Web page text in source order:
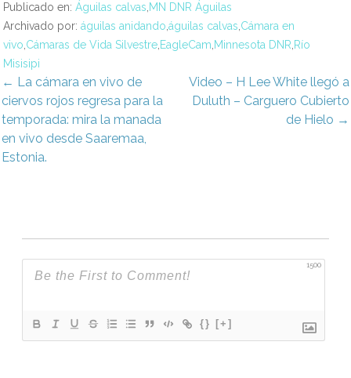
Publicado en: Águilas calvas MN DNR Águilas
Archivado por: águilas anidando águilas calvas Cámara en
vivo Cámaras de Vida Silvestre EagleCam Minnesota DNR Río
Misisipi
← La cámara en vivo de
ciervos rojos regresa para la
temporada: mira la manada
en vivo desde Saaremaa,
Estonia.
Video – H Lee White llegó a
Duluth – Carguero Cubierto
de Hielo →
1500
{} [+]